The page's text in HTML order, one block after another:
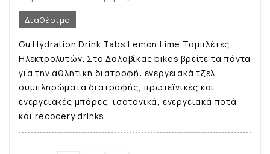
Διαθέσιμο
Gu Hydration Drink Tabs Lemon Lime Ταμπλέτες
Ηλεκτρολυτών. Στο Δαλαβίκας bikes βρείτε τα πάντα
για την αθλητική διατροφή: ενεργειακά τζελ,
συμπληρώματα διατροφής, πρωτεϊνικές και
ενεργειακές μπάρες, ισοτονικά, ενεργειακά ποτά
και recocery drinks.